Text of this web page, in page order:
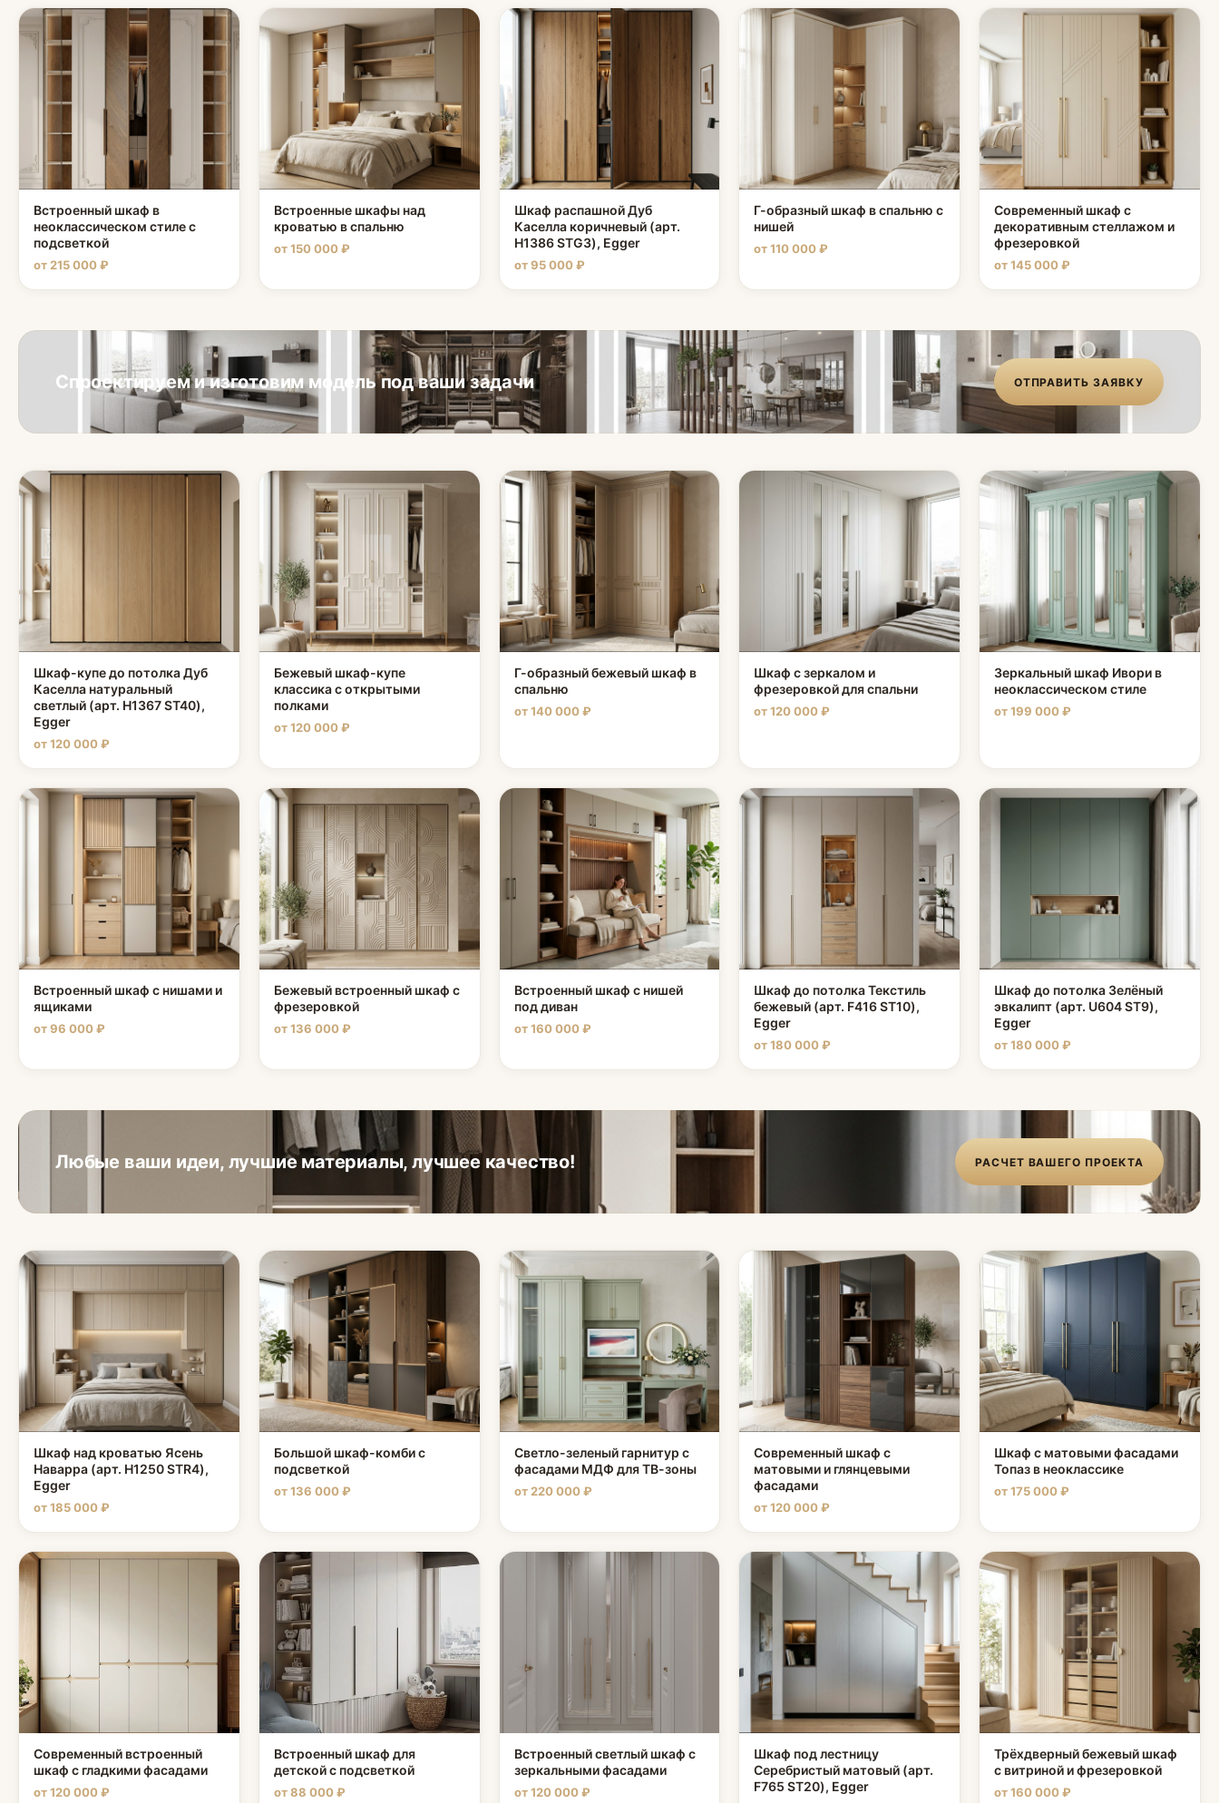
Встроенный шкаф в
неоклассическом стиле с
подсветкой
от 215 000 ₽
Встроенные шкафы над
кроватью в спальню
от 150 000 ₽
Шкаф распашной Дуб
Каселла коричневый (арт.
H1386 STG3), Egger
от 95 000 ₽
Г-образный шкаф в спальню с
нишей
от 110 000 ₽
Современный шкаф с
декоративным стеллажом и
фрезеровкой
от 145 000 ₽
Спроектируем и изготовим модель под ваши задачи ОТПРАВИТЬ ЗАЯВКУ
Шкаф-купе до потолка Дуб
Каселла натуральный
светлый (арт. H1367 ST40),
Egger
от 120 000 ₽
Бежевый шкаф-купе
классика с открытыми
полками
от 120 000 ₽
Г-образный бежевый шкаф в
спальню
от 140 000 ₽
Шкаф с зеркалом и
фрезеровкой для спальни
от 120 000 ₽
Зеркальный шкаф Ивори в
неоклассическом стиле
от 199 000 ₽
Встроенный шкаф с нишами и
ящиками
от 96 000 ₽
Бежевый встроенный шкаф с
фрезеровкой
от 136 000 ₽
Встроенный шкаф с нишей
под диван
от 160 000 ₽
Шкаф до потолка Текстиль
бежевый (арт. F416 ST10),
Egger
от 180 000 ₽
Шкаф до потолка Зелёный
эвкалипт (арт. U604 ST9),
Egger
от 180 000 ₽
Любые ваши идеи, лучшие материалы, лучшее качество! РАСЧЕТ ВАШЕГО ПРОЕКТА
Шкаф над кроватью Ясень
Наварра (арт. H1250 STR4),
Egger
от 185 000 ₽
Большой шкаф-комби с
подсветкой
от 136 000 ₽
Светло-зеленый гарнитур с
фасадами МДФ для ТВ-зоны
от 220 000 ₽
Современный шкаф с
матовыми и глянцевыми
фасадами
от 120 000 ₽
Шкаф с матовыми фасадами
Топаз в неоклассике
от 175 000 ₽
Современный встроенный
шкаф с гладкими фасадами
от 120 000 ₽
Встроенный шкаф для
детской с подсветкой
от 88 000 ₽
Встроенный светлый шкаф с
зеркальными фасадами
от 120 000 ₽
Шкаф под лестницу
Серебристый матовый (арт.
F765 ST20), Egger
Трёхдверный бежевый шкаф
с витриной и фрезеровкой
от 160 000 ₽